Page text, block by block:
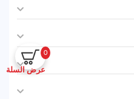
0
عرض السلة